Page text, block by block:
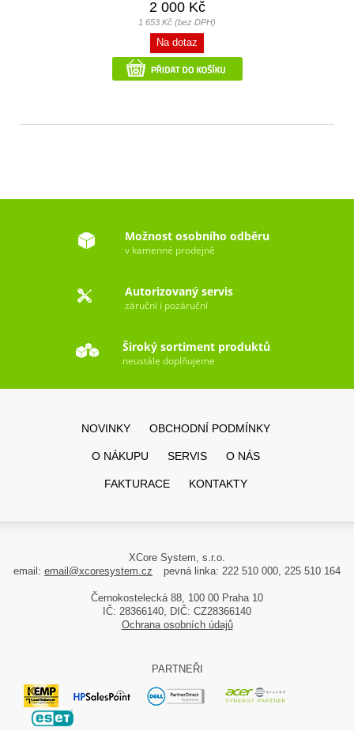
2 000 Kč
1 653 Kč (bez DPH)
Na dotaz
Možnost osobního odběru
v kamenné prodejně
Autorizovaný servis
záruční i pozáruční
Široký sortiment produktů
neustále doplňujeme
NOVINKY OBCHODNÍ PODMÍNKY
O NÁKUPU SERVIS O NÁS
FAKTURACE KONTAKTY
XCore System, s.r.o.
email: email@xcoresystem.cz pevná linka: 222 510 000, 225 510 164
Černokostelecká 88, 100 00 Praha 10
IČ: 28366140, DIČ: CZ28366140
Ochrana osobních údajů
PARTNEŘI